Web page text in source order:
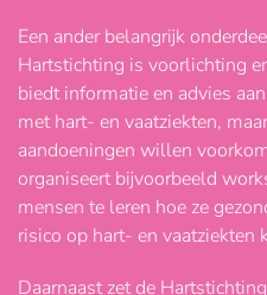
Een ander belangrijk
Hartstichting is voorlichting
biedt informatie en advies
met hart- en vaatziekten,
aandoeningen willen
organiseert bijvoorbeeld
mensen te leren hoe ze
risico op hart- en vaatziekten
Daarnaast zet de